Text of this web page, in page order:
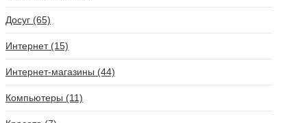
Досуг (65)
Интернет (15)
Интернет-магазины (44)
Компьютеры (11)